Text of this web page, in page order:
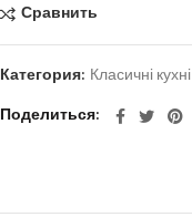
Сравнить
Категория: Класичні кухні
Поделиться